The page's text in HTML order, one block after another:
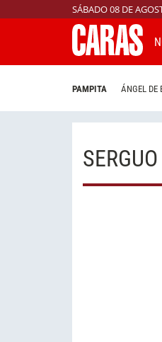
SÁBADO 08 DE
PAMPITA ÁNGEL DE